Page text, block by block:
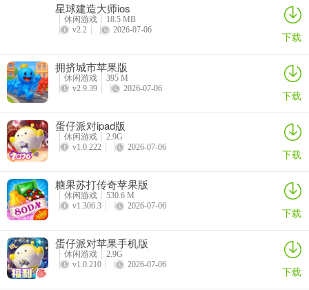
触发改造事件后，点击接受按钮。
点击锤子
星球建造大师ios
休闲游戏
18.5 MB
v2.2
2026-07-06 下载
拥挤城市苹果版
休闲游戏
395 M
v2.9.39
2026-07-06 下载
蛋仔派对ipad版
休闲游戏
2.9G
v1.0.222
2026-07-06 下载
糖果苏打传奇苹果版
休闲游戏
530.6 M
v1.306.3
2026-07-06 下载
蛋仔派对苹果手机版
休闲游戏
2.9G
v1.0.210
2026-07-06 下载